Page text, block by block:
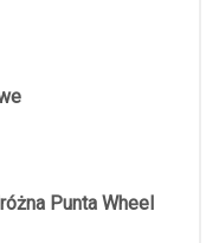
Punta Wheel